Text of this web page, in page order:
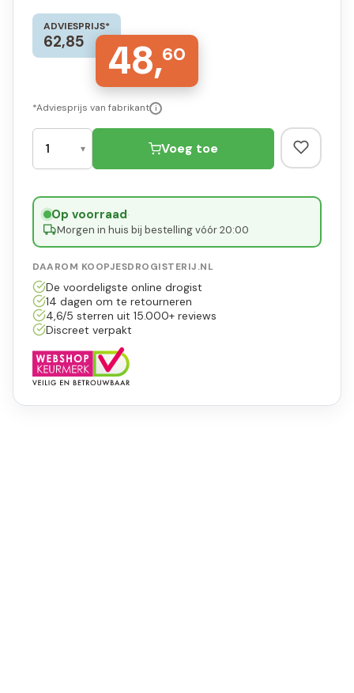
ADVIESPRIJS*
62,85 48,60
*Adviesprijs van fabrikant i
Voeg toe
Op voorraad·
Morgen in huis bij bestelling vóór 20:00
DAAROM KOOPJESDROGISTERIJ.NL
De voordeligste online drogist
14 dagen om te retourneren
4,6/5 sterren uit 15.000+ reviews
Discreet verpakt